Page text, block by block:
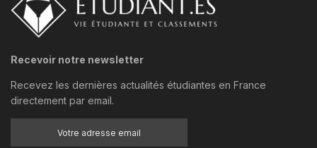
Recevoir notre newsletter
Recevez les dernières actualités étudiantes en France
directement par email.